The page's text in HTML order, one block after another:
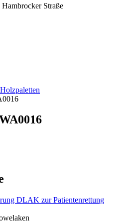
Straße
DLAK zur Patientenrettung